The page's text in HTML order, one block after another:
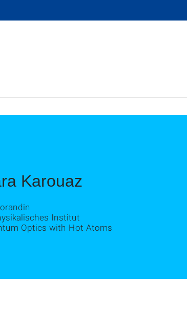
Karouaz
Institut
Optics with Hot Atoms